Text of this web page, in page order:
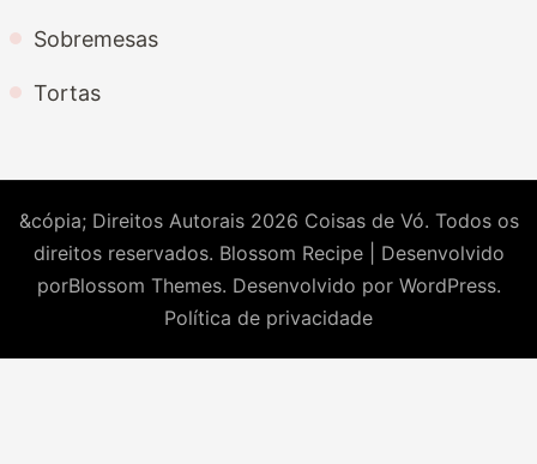
Sobremesas
Tortas
&cópia; Direitos Autorais 2026 Coisas de Vó. Todos os
direitos reservados. Blossom Recipe | Desenvolvido
porBlossom Themes. Desenvolvido por WordPress.
Política de privacidade